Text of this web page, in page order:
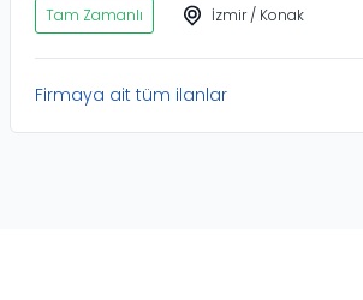
Tam Zamanlı İzmir / Konak
Firmaya ait tüm ilanlar